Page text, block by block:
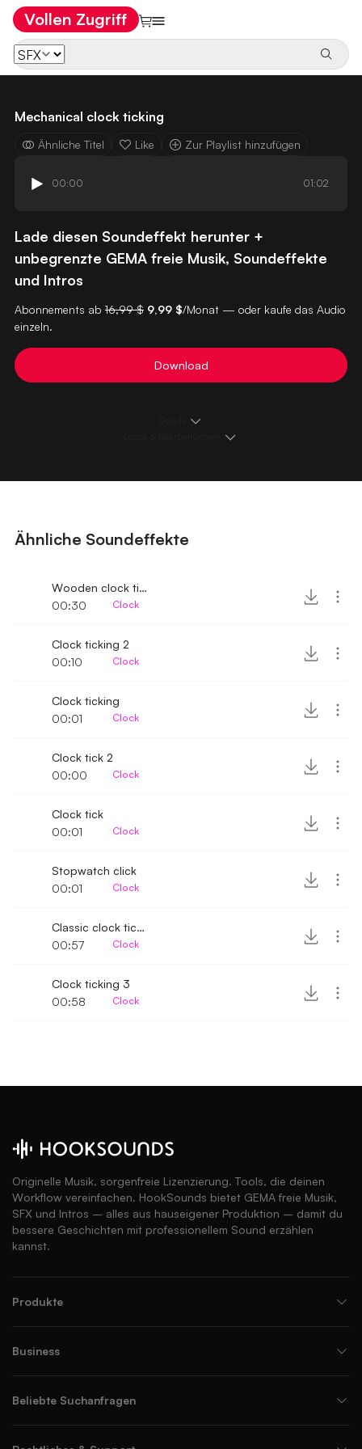
Vollen Zugriff
Mechanical clock ticking
Ähnliche Titel Like Zur Playlist hinzufügen
00:00 01:02
Lade diesen Soundeffekt herunter +
unbegrenzte GEMA freie Musik, Soundeffekte
und Intros
Abonnements ab 16,99 $ 9,99 $/Monat — oder kaufe das Audio
einzeln.
Download
Ähnliche Soundeffekte
Wooden clock ticking
00:30
Clock
Clock ticking 2
00:10
Clock
Clock ticking
00:01
Clock
Clock tick 2
00:00
Clock
Clock tick
00:01
Clock
Stopwatch click
00:01
Clock
Classic clock ticking
00:57
Clock
Clock ticking 3
00:58
Clock
Originelle Musik, sorgenfreie Lizenzierung. Tools, die deinen
Workflow vereinfachen. HookSounds bietet GEMA freie Musik,
SFX und Intros – alles aus hauseigener Produktion – damit du
bessere Geschichten mit professionellem Sound erzählen
kannst.
Produkte
Business
Beliebte Suchanfragen